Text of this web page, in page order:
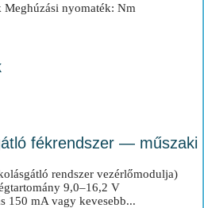
Meghúzási nyomaték: Nm
fékrendszer — műszaki
rendszer vezérlőmodulja)
9,0–16,2 V
150 mA vagy kevesebb...